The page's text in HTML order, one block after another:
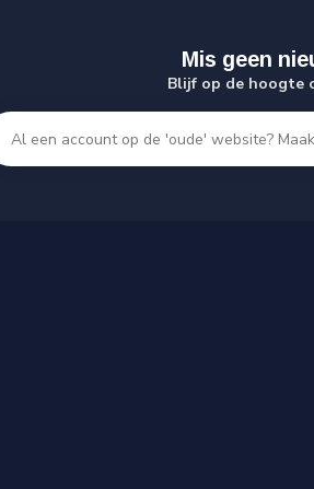
Mis geen
Blijf op de hoogte